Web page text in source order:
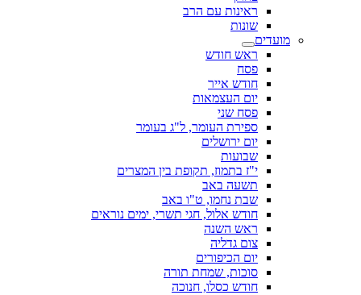
ראינות עם הרב
שונות
מועדים
ראש חודש
פסח
חודש אייר
יום העצמאות
פסח שני
ספירת העומר, ל"ג בעומר
יום ירושלים
שבועות
י"ז בתמוז, תקופת בין המצרים
תשעה באב
שבת נחמו, ט"ו באב
חודש אלול, חגי תשרי, ימים נוראים
ראש השנה
צום גדליה
יום הכיפורים
סוכות, שמחת תורה
חודש כסלו, חנוכה